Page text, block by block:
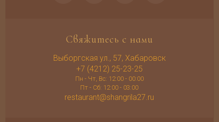
Свяжитесь с нами
Выборгская ул., 57, Хабаровск
+7 (4212) 25-23-25
Пн - Чт, Вс: 12:00 - 00:00
Пт - Сб: 12:00 - 03:00
restaurant@shangrila27.ru